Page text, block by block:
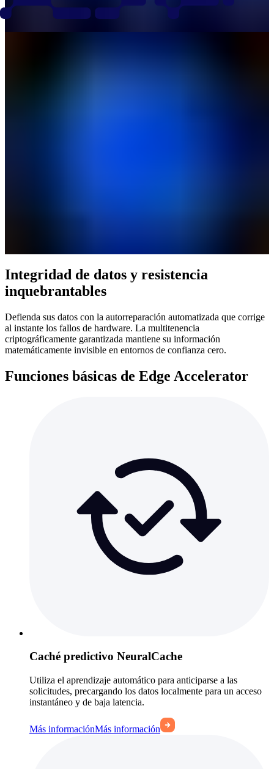
Integridad de datos y resistencia
inquebrantables
Defienda sus datos con la autorreparación automatizada que corrige
al instante los fallos de hardware. La multitenencia
criptográficamente garantizada mantiene su información
matemáticamente invisible en entornos de confianza cero.
Funciones básicas de Edge Accelerator
Caché predictivo NeuralCache
Utiliza el aprendizaje automático para anticiparse a las
solicitudes, precargando los datos localmente para un acceso
instantáneo y de baja latencia.
Más informaciónMás información